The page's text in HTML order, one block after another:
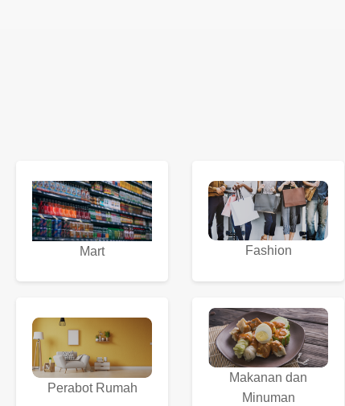
Mart Fashion
Perabot Rumah
Makanan dan
Minuman